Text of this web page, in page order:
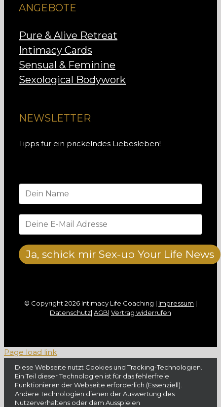
ANGEBOTE
Pure & Alive Retreat
Intimacy Cards
Sensual & Feminine
Sexological Bodywork
NEWSLETTER
Tipps für ein prickelndes Liebesleben!
Ja, schick mir Sex-up Your Life News
© Copyright 2026 Intimacy Life Coaching | Impressum |
Datenschutz| AGB| Vertrag widerrufen
Page load link
Diese Webseite nutzt Cookies und Tracking-Technologien.
Ein Teil dieser Technologien ist für das fehlerfreie
Funktionieren der Webseite erforderlich (Essenziell).
Andere Technologien dienen der Auswertung des
Nutzerverhaltens oder dem Ausspielen